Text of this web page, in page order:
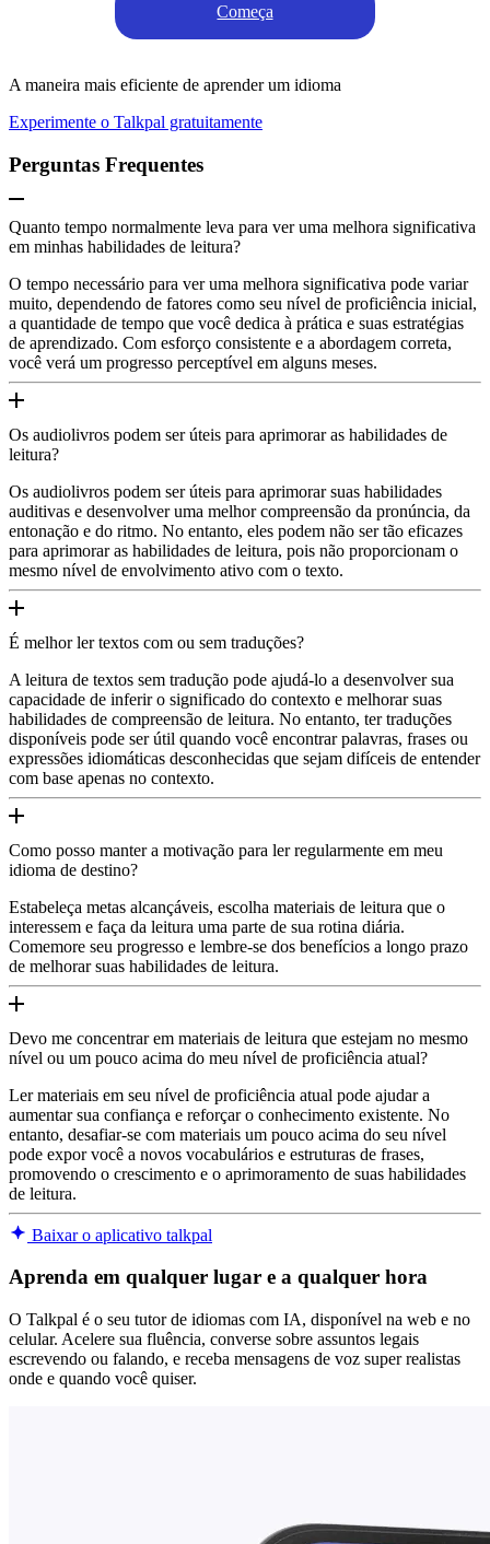
Começa
A maneira mais eficiente de aprender um idioma
Experimente o Talkpal gratuitamente
Perguntas Frequentes
Quanto tempo normalmente leva para ver uma melhora significativa
em minhas habilidades de leitura?
O tempo necessário para ver uma melhora significativa pode variar
muito, dependendo de fatores como seu nível de proficiência inicial,
a quantidade de tempo que você dedica à prática e suas estratégias
de aprendizado. Com esforço consistente e a abordagem correta,
você verá um progresso perceptível em alguns meses.
Os audiolivros podem ser úteis para aprimorar as habilidades de
leitura?
Os audiolivros podem ser úteis para aprimorar suas habilidades
auditivas e desenvolver uma melhor compreensão da pronúncia, da
entonação e do ritmo. No entanto, eles podem não ser tão eficazes
para aprimorar as habilidades de leitura, pois não proporcionam o
mesmo nível de envolvimento ativo com o texto.
É melhor ler textos com ou sem traduções?
A leitura de textos sem tradução pode ajudá-lo a desenvolver sua
capacidade de inferir o significado do contexto e melhorar suas
habilidades de compreensão de leitura. No entanto, ter traduções
disponíveis pode ser útil quando você encontrar palavras, frases ou
expressões idiomáticas desconhecidas que sejam difíceis de entender
com base apenas no contexto.
Como posso manter a motivação para ler regularmente em meu
idioma de destino?
Estabeleça metas alcançáveis, escolha materiais de leitura que o
interessem e faça da leitura uma parte de sua rotina diária.
Comemore seu progresso e lembre-se dos benefícios a longo prazo
de melhorar suas habilidades de leitura.
Devo me concentrar em materiais de leitura que estejam no mesmo
nível ou um pouco acima do meu nível de proficiência atual?
Ler materiais em seu nível de proficiência atual pode ajudar a
aumentar sua confiança e reforçar o conhecimento existente. No
entanto, desafiar-se com materiais um pouco acima do seu nível
pode expor você a novos vocabulários e estruturas de frases,
promovendo o crescimento e o aprimoramento de suas habilidades
de leitura.
Baixar o aplicativo talkpal
Aprenda em qualquer lugar e a qualquer hora
O Talkpal é o seu tutor de idiomas com IA, disponível na web e no
celular. Acelere sua fluência, converse sobre assuntos legais
escrevendo ou falando, e receba mensagens de voz super realistas
onde e quando você quiser.